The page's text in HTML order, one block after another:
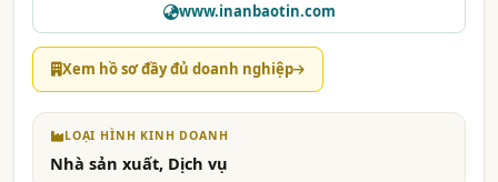
www.inanbaotin.com
Xem hồ sơ đầy đủ doanh nghiệp
LOẠI HÌNH KINH DOANH
Nhà sản xuất, Dịch vụ